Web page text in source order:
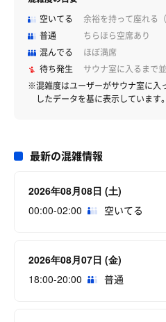
空いてる
余裕を持って座れる
普通
ちらほら空席あり
混んでる
ほぼ満席
待ち発生
サウナ室に入るまで
※混雑度はユーザーがサウナ室に入
したデータを基に表示しています。
最新の混雑情報
2026年08月08日 (土)
00:00-02:00
空いてる
2026年08月07日 (金)
18:00-20:00
普通